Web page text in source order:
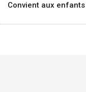
Convient aux